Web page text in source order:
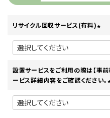
リサイクル回収サービス(有料)
(
)
設置サービスをご利用の際は【事前
ービス詳細内容をご確認ください。
(